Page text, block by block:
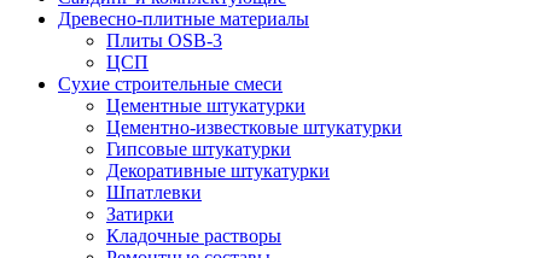
Древесно-плитные материалы
Плиты OSB-3
ЦСП
Сухие строительные смеси
Цементные штукатурки
Цементно-известковые штукатурки
Гипсовые штукатурки
Декоративные штукатурки
Шпатлевки
Затирки
Кладочные растворы